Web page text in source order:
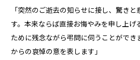
「突然のご逝去の知らせに接し、驚き
す。本来ならば直接お悔やみを申し上げ
ために残念ながら弔問に伺うことができ
からの哀悼の意を表します」